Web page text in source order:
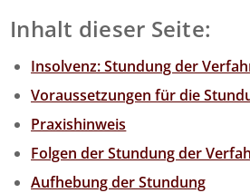
Inhalt dieser Seite:
Insolvenz: Stundung der
Voraussetzungen für die
Praxishinweis
Folgen der Stundung der
Aufhebung der Stundung